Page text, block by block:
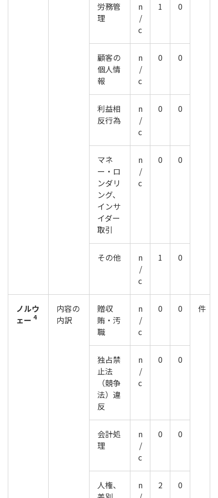
労務管
理
n
/
c
1 0
顧客の
個人情
報
n
/
c
0 0
利益相
反行為
n
/
c
0 0
マネ
ー・ロ
ンダリ
ング、
インサ
イダー
取引
n
/
c
0 0
その他
n
/
c
1 0
ノルウ
ェー 4
内容の
内訳
贈収
賄・汚
職
n
/
c
0 0 件
独占禁
止法
（競争
法）違
反
n
/
c
0 0
会計処
理
n
/
c
0 0
人権、
n
2 0